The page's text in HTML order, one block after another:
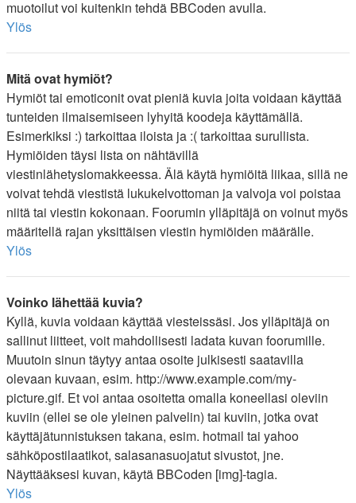
muotoilut voi kuitenkin tehdä BBCoden avulla.
Ylös
Mitä ovat hymiöt?
Hymiöt tai emoticonit ovat pieniä kuvia joita voidaan käyttää
tunteiden ilmaisemiseen lyhyitä koodeja käyttämällä.
Esimerkiksi :) tarkoittaa iloista ja :( tarkoittaa surullista.
Hymiöiden täysi lista on nähtävillä
viestinlähetyslomakkeessa. Älä käytä hymiöitä liikaa, sillä ne
voivat tehdä viestistä lukukelvottoman ja valvoja voi poistaa
niitä tai viestin kokonaan. Foorumin ylläpitäjä on voinut myös
määritellä rajan yksittäisen viestin hymiöiden määrälle.
Ylös
Voinko lähettää kuvia?
Kyllä, kuvia voidaan käyttää viesteissäsi. Jos ylläpitäjä on
sallinut liitteet, voit mahdollisesti ladata kuvan foorumille.
Muutoin sinun täytyy antaa osoite julkisesti saatavilla
olevaan kuvaan, esim. http://www.example.com/my-
picture.gif. Et voi antaa osoitetta omalla koneellasi oleviin
kuviin (ellei se ole yleinen palvelin) tai kuviin, jotka ovat
käyttäjätunnistuksen takana, esim. hotmail tai yahoo
sähköpostilaatikot, salasanasuojatut sivustot, jne.
Näyttääksesi kuvan, käytä BBCoden [img]-tagia.
Ylös